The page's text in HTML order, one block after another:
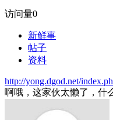
访问量0
新鲜事
帖子
资料
http://yong.dgod.net/
啊哦，这家伙太懒了，什